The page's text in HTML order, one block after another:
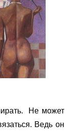
Не может
Ведь он